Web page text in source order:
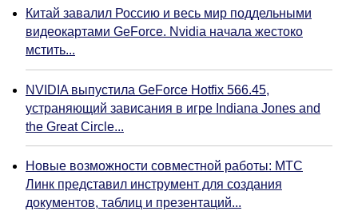
Китай завалил Россию и весь мир поддельными
видеокартами GeForce. Nvidia начала жестоко
мстить...
NVIDIA выпустила GeForce Hotfix 566.45,
устраняющий зависания в игре Indiana Jones and
the Great Circle...
Новые возможности совместной работы: МТС
Линк представил инструмент для создания
документов, таблиц и презентаций...